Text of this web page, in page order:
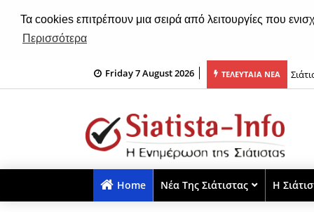
Τα cookies επιτρέπουν μια σειρά από λειτουργίες που
Περισσότερα
Friday 7 August 2026 ΤΕΛΕΥΤΑΙΑ ΝΕΑ
της Μεταμορφώσεως του Σωτήρος Χριστού (ηχητικό)
Home Νέα Της Σιάτιστας Η